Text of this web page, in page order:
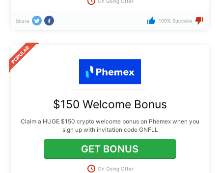
Share 100% Success
$150 Welcome Bonus
Claim a HUGE $150 crypto welcome bonus on Phemex when you
sign up with invitation code GNFLL
GET BONUS
On Going Offer